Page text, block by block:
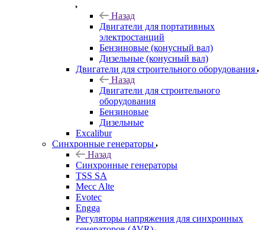
Назад
Двигатели для портативных
электростанций
Бензиновые (конусный вал)
Дизельные (конусный вал)
Двигатели для строительного оборудования
Назад
Двигатели для строительного
оборудования
Бензиновые
Дизельные
Excalibur
Синхронные генераторы
Назад
Синхронные генераторы
TSS SA
Mecc Alte
Evotec
Engga
Регуляторы напряжения для синхронных